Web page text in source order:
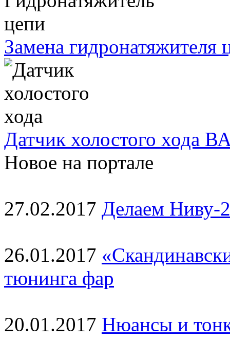
Замена
Датчик холостого хода
Новое на портале
27.02.2017 Делаем Ниву-
26.01.2017
тюнинга фар
20.01.2017 Нюансы и